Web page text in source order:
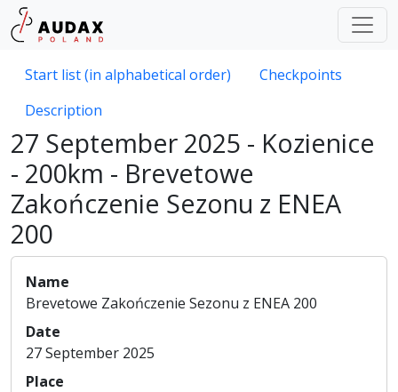
Start list (in alphabetical order)
Checkpoints
Description
27 September 2025 - Kozienice
- 200km - Brevetowe
Zakończenie Sezonu z ENEA
200
Name
Brevetowe Zakończenie Sezonu z ENEA 200
Date
27 September 2025
Place